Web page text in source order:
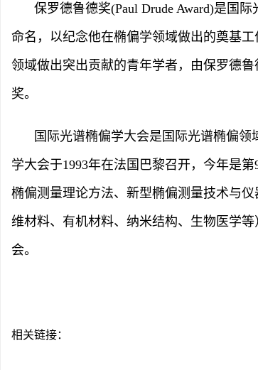
保罗德鲁德奖(Paul Drude Award)是国
命名，以纪念他在椭偏学领域做出的奠基
领域做出突出贡献的青年学者，由保罗德
奖。
国际光谱椭偏学大会是国际光谱椭偏
学大会于1993年在法国巴黎召开，今年是
椭偏测量理论方法、新型椭偏测量技术与
维材料、有机材料、纳米结构、生物医学
会。
相关链接：